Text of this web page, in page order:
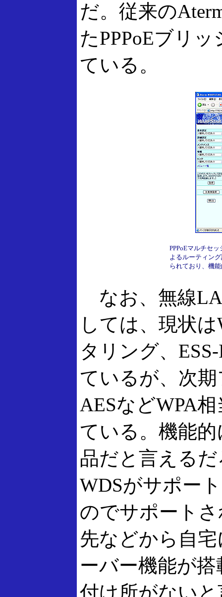
だ。従来の
たPPPoEブリ
ている。
PPPoEマルチセ
よるルーティン
られており、機
なお、無線
しては、現状
タリング、
ているが、次
AESなどWPA
ている。機能
品だと言える
WDSがサポー
のでサポート
先などから自
ーバー機能が
付け所がない